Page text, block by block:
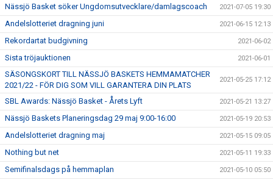
Nässjö Basket söker Ungdomsutvecklare/damlagscoach 2021-07-05 19:30
Andelslotteriet dragning juni 2021-06-15 12:13
Rekordartat budgivning 2021-06-02
Sista tröjauktionen 2021-06-01
SÄSONGSKORT TILL NÄSSJÖ BASKETS HEMMAMATCHER
2021/22 - FÖR DIG SOM VILL GARANTERA DIN PLATS
2021-05-25 17:12
SBL Awards: Nässjö Basket - Årets Lyft 2021-05-21 13:27
Nässjö Baskets Planeringsdag 29 maj 9:00-16:00 2021-05-19 20:53
Andelslotteriet dragning maj 2021-05-15 09:05
Nothing but net 2021-05-11 19:33
Semifinalsdags på hemmaplan 2021-05-10 05:50